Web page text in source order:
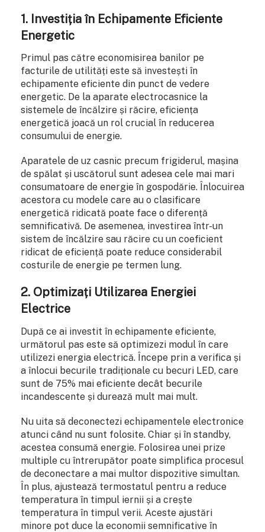
1. Investiția în Echipamente Eficiente
Energetic
Primul pas către economisirea banilor pe
facturile de utilități este să investești în
echipamente eficiente din punct de vedere
energetic. De la aparate electrocasnice la
sistemele de încălzire și răcire, eficiența
energetică joacă un rol crucial în reducerea
consumului de energie.
Aparatele de uz casnic precum frigiderul, mașina
de spălat și uscătorul sunt adesea cele mai mari
consumatoare de energie în gospodărie. Înlocuirea
acestora cu modele care au o clasificare
energetică ridicată poate face o diferență
semnificativă. De asemenea, investirea într-un
sistem de încălzire sau răcire cu un coeficient
ridicat de eficiență poate reduce considerabil
costurile de energie pe termen lung.
2. Optimizați Utilizarea Energiei
Electrice
După ce ai investit în echipamente eficiente,
următorul pas este să optimizezi modul în care
utilizezi energia electrică. Începe prin a verifica și
a înlocui becurile tradiționale cu becuri LED, care
sunt de 75% mai eficiente decât becurile
incandescente și durează mult mai mult.
Nu uita să deconectezi echipamentele electronice
atunci când nu sunt folosite. Chiar și în standby,
acestea consumă energie. Folosirea unei prize
multiple cu întrerupător poate simplifica procesul
de deconectare a mai multor dispozitive simultan.
În plus, ajustează termostatul pentru a reduce
temperatura în timpul iernii și a crește
temperatura în timpul verii. Aceste ajustări
minore pot duce la economii semnificative în